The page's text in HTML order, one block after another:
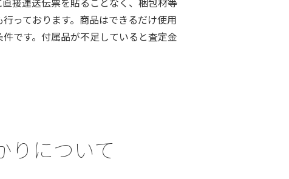
っております。商品はできるだけ使用
です。付属品が不足していると査定金
りについて